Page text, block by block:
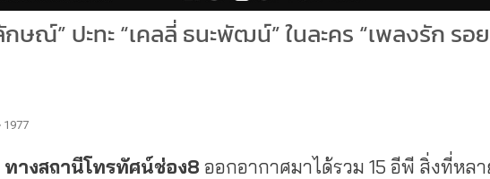
ษณ์” ปะทะ “เคลลี่ ธนะพัฒน์” ในละคร “เพลงรัก รอย
1977
ทางสถานีโทรทัศน์ช่อง8 ออกอากาศมาได้รวม 15 อีพี สิ่งที่หล